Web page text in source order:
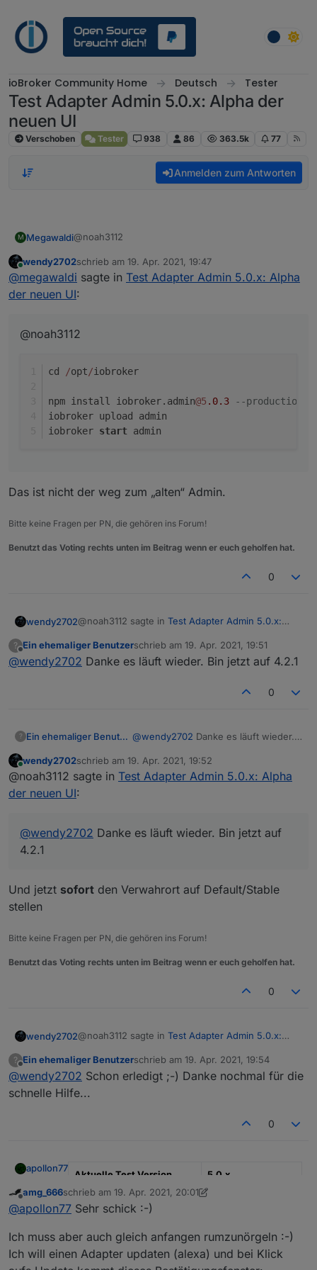
ioBroker Community Home Deutsch Tester
Test Adapter Admin 5.0.x: Alpha der
neuen UI
Verschoben Tester 938 86 363.5k 77
Anmelden zum Antworten
M Megawaldi@noah3112
cd /opt/iobroker
npm install iobroker.admin@5.0.3 --
wendy2702schrieb am 19. Apr. 2021, 19:47
zuletzt editiert von
@megawaldi sagte in Test Adapter Admin 5.0.x: Alpha
der neuen UI:
@noah3112
cd /opt/iobroker
npm install iobroker.admin@5 .0.3
--production
iobroker upload admin
iobroker start admin
Das ist nicht der weg zum „alten“ Admin.
Bitte keine Fragen per PN, die gehören ins Forum!
Benutzt das Voting rechts unten im Beitrag wenn er euch geholfen hat.
0
wendy2702@noah3112 sagte in Test Adapter Admin 5.0.x:
Die Abfrage erscheint noch dann die
npm install iobroker.admin@4.2.1 --
Sollte gehen.
Oder
iobroker upgrade admin http://
?
Offline
Ein ehemaliger Benutzerschrieb am 19. Apr. 2021, 19:51
zuletzt editiert von
@wendy2702 Danke es läuft wieder. Bin jetzt auf 4.2.1
0
? Ein ehemaliger Benutzer @wendy2702 Danke es läuft wieder.
Online
wendy2702schrieb am 19. Apr. 2021, 19:52
zuletzt editiert von
@noah3112 sagte in Test Adapter Admin 5.0.x: Alpha
der neuen UI:
@wendy2702 Danke es läuft wieder. Bin jetzt auf
4.2.1
Und jetzt sofort den Verwahrort auf Default/Stable
stellen
Bitte keine Fragen per PN, die gehören ins Forum!
Benutzt das Voting rechts unten im Beitrag wenn er euch geholfen hat.
0
wendy2702@noah3112 sagte in Test Adapter Admin 5.0.x:
@wendy2702Danke es läuft wieder. Bin jetzt
Und jetzt
?
Offline
Ein ehemaliger Benutzerschrieb am 19. Apr. 2021, 19:54
zuletzt editiert von
@wendy2702 Schon erledigt ;-) Danke nochmal für die
schnelle Hilfe...
0
apollon77
Aktuelle Test Version 5.0.x
Veröffentlichungsdatum
Hi,
Offline
amg_666schrieb am 19. Apr. 2021, 20:01
zuletzt editiert von amg_666
@apollon77 Sehr schick :-)
Ich muss aber auch gleich anfangen rumzunörgeln :-)
Ich will einen Adapter updaten (alexa) und bei Klick